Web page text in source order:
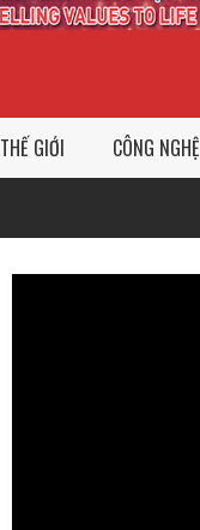
THẾ GIỚI CÔNG NGHỆ